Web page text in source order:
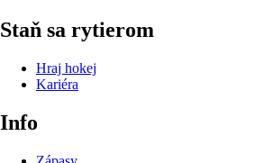
Staň sa rytierom
Hraj hokej
Kariéra
Info